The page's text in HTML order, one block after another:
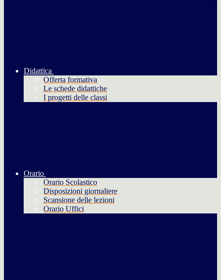
Didattica
Offerta formativa
Le schede didattiche
I progetti delle classi
Orario
Orario Scolastico
Disposizioni giornaliere
Scansione delle lezioni
Orario Uffici